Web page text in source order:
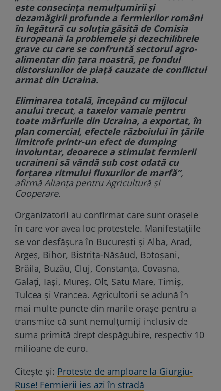
este consecința nemulțumirii și
dezamăgirii profunde a fermierilor români
în legătură cu soluția găsită de Comisia
Europeană la problemele și dezechilibrele
grave cu care se confruntă sectorul agro-
alimentar din țara noastră, pe fondul
distorsiunilor de piață cauzate de conflictul
armat din Ucraina.
Eliminarea totală, începând cu mijlocul
anului trecut, a taxelor vamale pentru
toate mărfurile din Ucraina, a exportat, în
plan comercial, efectele războiului în țările
limitrofe printr-un efect de dumping
involuntar, deoarece a stimulat fermierii
ucraineni să vândă sub cost odată cu
forțarea ritmului fluxurilor de marfă”,
afirmă Alianța pentru Agricultură și
Cooperare.
Organizatorii au confirmat care sunt orașele
în care vor avea loc protestele. Manifestațiile
se vor desfășura în București și Alba, Arad,
Argeş, Bihor, Bistriţa-Năsăud, Botoşani,
Brăila, Buzău, Cluj, Constanţa, Covasna,
Galaţi, Iaşi, Mureş, Olt, Satu Mare, Timiş,
Tulcea și Vrancea. Agricultorii se adună în
mai multe puncte din marile orașe pentru a
transmite că sunt nemulțumiți inclusiv de
suma primită drept despăgubire, respectiv 10
milioane de euro.
Citește și: Proteste de amploare la Giurgiu-
Ruse! Fermierii ies azi în stradă